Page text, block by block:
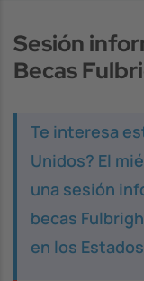
Sesión
Becas
Te interesa
Unidos? El
una sesión
becas
en los